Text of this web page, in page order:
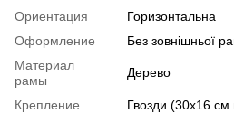
Ориентация
Горизонтальна
Оформление
Без зовнішньої
Материал
рамы
Дерево
Крепление Гвозди (30х16